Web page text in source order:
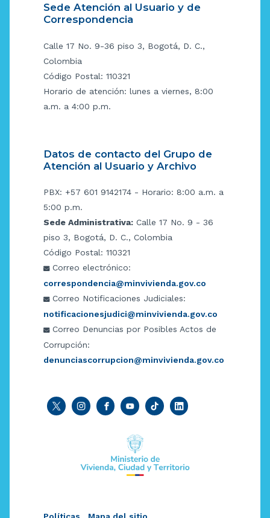
Sede Atención al Usuario y de
Correspondencia
Calle 17 No. 9-36 piso 3, Bogotá, D. C.,
Colombia
Código Postal: 110321
Horario de atención: lunes a viernes, 8:00
a.m. a 4:00 p.m.
Datos de contacto del Grupo de
Atención al Usuario y Archivo
PBX: +57 601 9142174 - Horario: 8:00 a.m. a
5:00 p.m.
Sede Administrativa: Calle 17 No. 9 - 36
piso 3, Bogotá, D. C., Colombia
Código Postal: 110321
Correo electrónico:
correspondencia@minvivienda.gov.co
Correo Notificaciones Judiciales:
notificacionesjudici@minvivienda.gov.co
Correo Denuncias por Posibles Actos de
Corrupción:
denunciascorrupcion@minvivienda.gov.co
Políticas Mapa del sitio